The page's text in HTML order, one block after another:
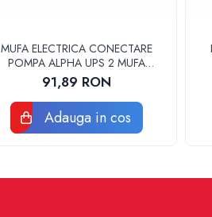
MUFA ELECTRICA CONECTARE
POMPA ALPHA UPS 2 MUFA
ELECTRICA GRUNDFOS
91,89 RON
Adauga in cos